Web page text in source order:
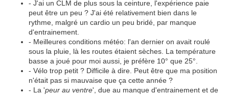
- J'ai un CLM de plus sous la ceinture, l'expérience paie
peut être un peu ? J'ai été relativement bien dans le
rythme, malgré un cardio un peu bridé, par manque
d'entrainement.
- Meilleures conditions météo: l'an dernier on avait roulé
sous la pluie, là les routes étaient sèches. La température
basse a joué pour moi aussi, je préfère 10° que 25°.
- Vélo trop petit ? Difficile à dire. Peut être que ma position
n'était pas si mauvaise que ça cette année ?
- La 'peur au ventre', due au manque d'entrainement et de